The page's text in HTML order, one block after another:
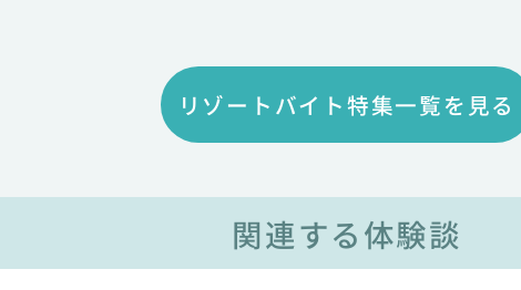
リゾートバイト特集一覧を見る
関連する体験談